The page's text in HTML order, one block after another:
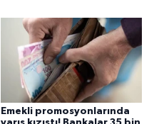
Emekli promosyonlarında